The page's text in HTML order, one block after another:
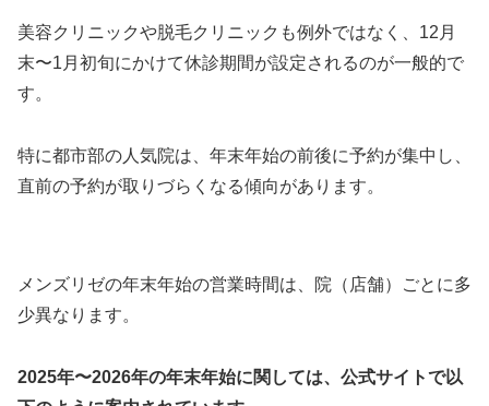
美容クリニックや脱毛クリニックも例外ではなく、12月
末〜1月初旬にかけて休診期間が設定されるのが一般的で
す。
特に都市部の人気院は、年末年始の前後に予約が集中し、
直前の予約が取りづらくなる傾向があります。
メンズリゼの年末年始の営業時間は、院（店舗）ごとに多
少異なります。
2025年〜2026年の年末年始に関しては、公式サイトで以